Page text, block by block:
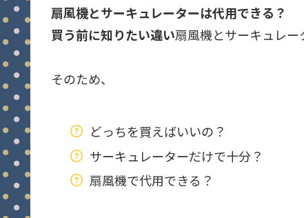
扇風機とサーキュレーターは代用できる？
買う前に知りたい違い扇風機とサーキュレー
そのため、
どっちを買えばいいの？
サーキュレーターだけで十分？
扇風機で代用できる？